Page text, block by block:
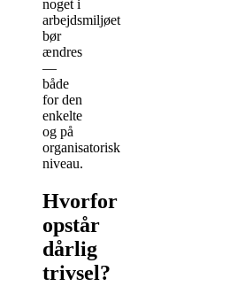
noget i
arbejdsmiljøet
bør
ændres
—
både
for den
enkelte
og på
organisatorisk
niveau.
Hvorfor
opstår
dårlig
trivsel?